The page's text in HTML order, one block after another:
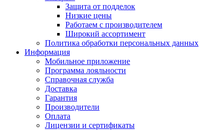
Защита от подделок
Низкие цены
Работаем с производителем
Широкий ассортимент
Политика обработки персональных данных
Информация
Мобильное приложение
Программа лояльности
Справочная служба
Доставка
Гарантия
Производители
Оплата
Лицензии и сертификаты